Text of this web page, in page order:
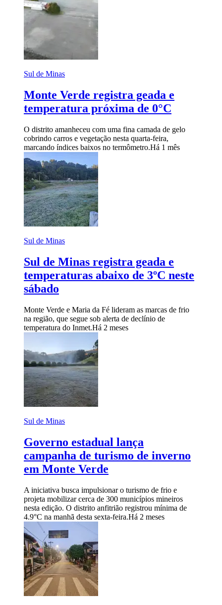
Sul de Minas
Monte Verde registra geada e
temperatura próxima de 0°C
O distrito amanheceu com uma fina camada de gelo
cobrindo carros e vegetação nesta quarta-feira,
marcando índices baixos no termômetro.Há 1 mês
Sul de Minas
Sul de Minas registra geada e
temperaturas abaixo de 3ºC neste
sábado
Monte Verde e Maria da Fé lideram as marcas de frio
na região, que segue sob alerta de declínio de
temperatura do Inmet.Há 2 meses
Sul de Minas
Governo estadual lança
campanha de turismo de inverno
em Monte Verde
A iniciativa busca impulsionar o turismo de frio e
projeta mobilizar cerca de 300 municípios mineiros
nesta edição. O distrito anfitrião registrou mínima de
4.9°C na manhã desta sexta-feira.Há 2 meses